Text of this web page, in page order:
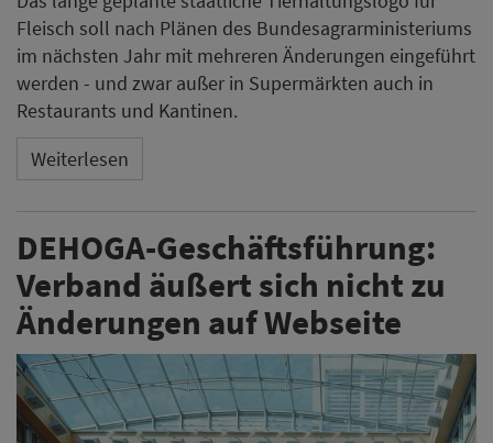
Fleisch soll nach Plänen des Bundesagrarministeriums
im nächsten Jahr mit mehreren Änderungen eingeführt
werden - und zwar außer in Supermärkten auch in
Restaurants und Kantinen.
Weiterlesen
DEHOGA-Geschäftsführung:
Verband äußert sich nicht zu
Änderungen auf Webseite